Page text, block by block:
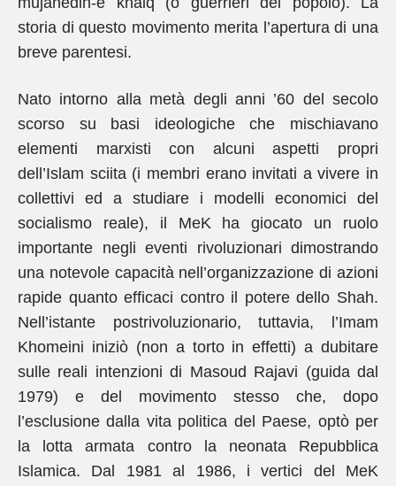
storia di questo movimento merita l’apertura di una
breve parentesi.
Nato intorno alla metà degli anni ’60 del secolo
scorso su basi ideologiche che mischiavano
elementi marxisti con alcuni aspetti propri
dell’Islam sciita (i membri erano invitati a vivere in
collettivi ed a studiare i modelli economici del
socialismo reale), il MeK ha giocato un ruolo
importante negli eventi rivoluzionari dimostrando
una notevole capacità nell’organizzazione di azioni
rapide quanto efficaci contro il potere dello Shah.
Nell’istante postrivoluzionario, tuttavia, l’Imam
Khomeini iniziò (non a torto in effetti) a dubitare
sulle reali intenzioni di Masoud Rajavi (guida dal
1979) e del movimento stesso che, dopo
l’esclusione dalla vita politica del Paese, optò per
la lotta armata contro la neonata Repubblica
Islamica. Dal 1981 al 1986, i vertici del MeK